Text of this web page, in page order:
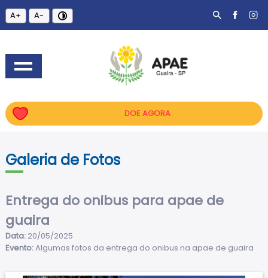
A+ A-
DOE AGORA
Galeria de Fotos
Entrega do onibus para apae de
guaira
Data:20/05/2025
Evento:Algumas fotos da entrega do onibus na apae de guaira